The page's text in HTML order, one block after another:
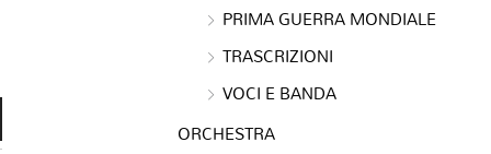
PRIMA GUERRA MONDIALE
TRASCRIZIONI
VOCI E BANDA
ORCHESTRA